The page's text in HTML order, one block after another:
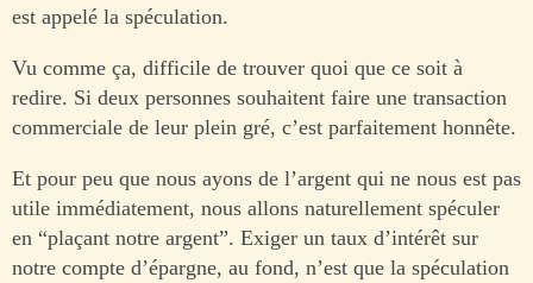
est appelé la spéculation.
Vu comme ça, difficile de trouver quoi que ce soit à
redire. Si deux personnes souhaitent faire une transaction
commerciale de leur plein gré, c’est parfaitement honnête.
Et pour peu que nous ayons de l’argent qui ne nous est pas
utile immédiatement, nous allons naturellement spéculer
en “plaçant notre argent”. Exiger un taux d’intérêt sur
notre compte d’épargne, au fond, n’est que la spéculation